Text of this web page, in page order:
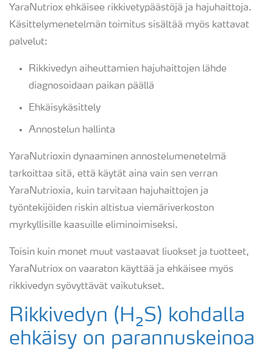
Rikkivety teollisuuslaitoksissa
Yhdistetty ehkäisy ja poisto
Palvelut
YaraNutriox ehkäisee rikkivetypäästöjä ja hajuhaittoja.
Käsittelymenetelmän toimitus sisältää myös kattavat
palvelut:
Rikkivedyn aiheuttamien hajuhaittojen lähde
diagnosoidaan paikan päällä
Ehkäisykäsittely
Annostelun hallinta
YaraNutrioxin dynaaminen annostelumenetelmä
tarkoittaa sitä, että käytät aina vain sen verran
YaraNutrioxia, kuin tarvitaan hajuhaittojen ja
työntekijöiden riskin altistua viemäriverkoston
myrkyllisille kaasuille eliminoimiseksi.
Toisin kuin monet muut vastaavat liuokset ja tuotteet,
YaraNutriox on vaaraton käyttää ja ehkäisee myös
rikkivedyn syövyttävät vaikutukset.
Rikkivedyn (H₂S) kohdalla
ehkäisy on parannuskeinoa